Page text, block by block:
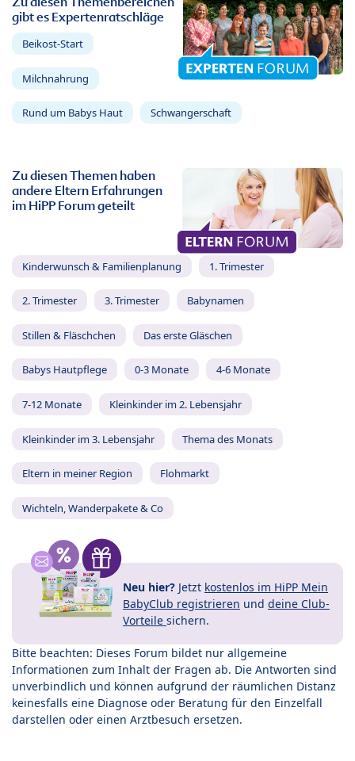
gibt es Expertenratschläge
Beikost-Start
Milchnahrung
Rund um Babys Haut Schwangerschaft
Zu diesen Themen haben
andere Eltern Erfahrungen
im HiPP Forum geteilt
Kinderwunsch & Familienplanung 1. Trimester
2. Trimester 3. Trimester Babynamen
Stillen & Fläschchen Das erste Gläschen
Babys Hautpflege 0-3 Monate 4-6 Monate
7-12 Monate Kleinkinder im 2. Lebensjahr
Kleinkinder im 3. Lebensjahr Thema des Monats
Eltern in meiner Region Flohmarkt
Wichteln, Wanderpakete & Co
Neu hier? Jetzt kostenlos im HiPP Mein
BabyClub registrieren und deine Club-
Vorteile sichern.
Bitte beachten: Dieses Forum bildet nur allgemeine
Informationen zum Inhalt der Fragen ab. Die Antworten sind
unverbindlich und können aufgrund der räumlichen Distanz
keinesfalls eine Diagnose oder Beratung für den Einzelfall
darstellen oder einen Arztbesuch ersetzen.